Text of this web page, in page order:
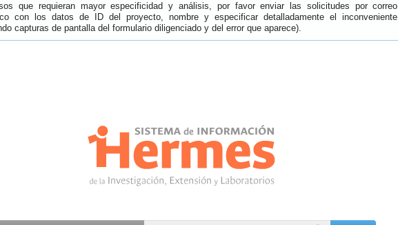
que requieran mayor especificidad y análisis, por favor enviar las solicitudes por correo
con los datos de ID del proyecto, nombre y especificar detalladamente el inconveniente
capturas de pantalla del formulario diligenciado y del error que aparece).